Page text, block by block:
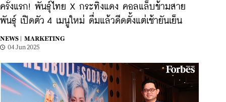
ครั้งแรก! พันธุ์ไทย X กระทิงแดง คอลแล็บข้ามสาย
พันธุ์ เปิดตัว 4 เมนูใหม่ ดื่มแล้วดีดตั้งแต่เช้ายันเย็น
NEWS |
MARKETING
04 Jun 2025